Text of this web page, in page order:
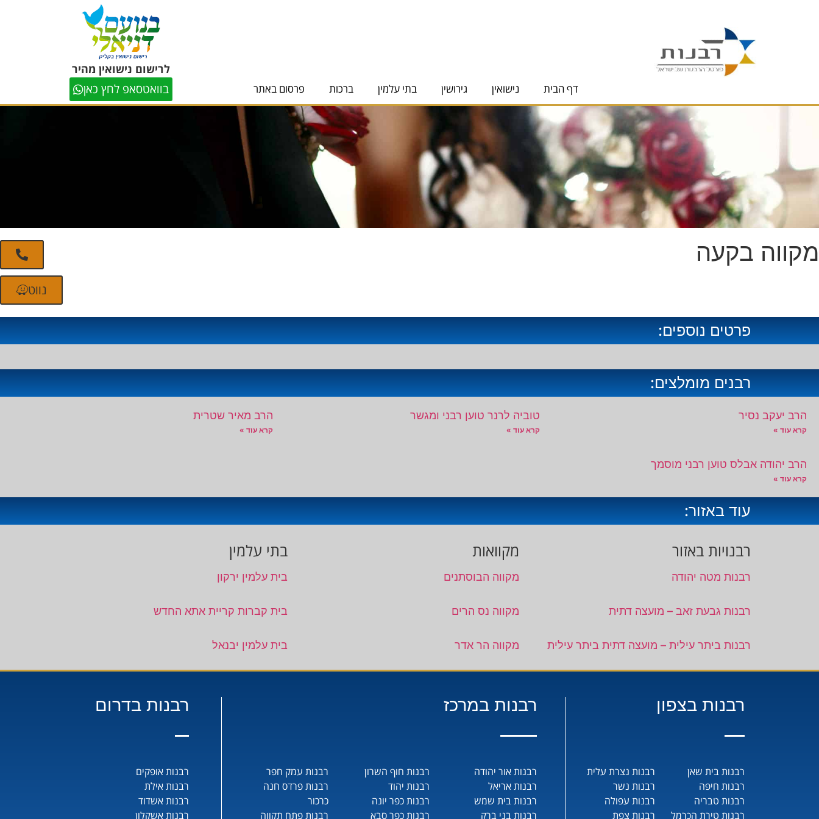
דף הבית נישואין גירושין בתי עלמין ברכות פרסום באתר
לרישום נישואין מהיר
בוואטסאפ לחץ כאן
מקווה בקעה
נווט
פרטים נוספים:
רבנים מומלצים:
הרב יעקב נסיר
קרא עוד »
טוביה לרנר טוען רבני ומגשר
קרא עוד »
הרב מאיר שטרית
קרא עוד »
הרב יהודה אבלס טוען רבני מוסמך
קרא עוד »
עוד באזור:
רבנויות באזור
רבנות מטה יהודה
רבנות גבעת זאב – מועצה דתית
רבנות ביתר עילית – מועצה דתית ביתר עילית
מקוואות
מקווה הבוסתנים
מקווה נס הרים
מקווה הר אדר
בתי עלמין
בית עלמין ירקון
בית קברות קריית אתא החדש
בית עלמין יבנאל
רבנות בצפון
רבנות בית שאן
רבנות חיפה
רבנות טבריה
רבנות טירת הכרמל
רבנות נצרת עלית
רבנות נשר
רבנות עפולה
רבנות צפת
רבנות במרכז
רבנות אור יהודה
רבנות אריאל
רבנות בית שמש
רבנות בני ברק
רבנות חוף השרון
רבנות יהוד
רבנות כפר יונה
רבנות כפר סבא
רבנות עמק חפר
רבנות פרדס חנה
כרכור
רבנות פתח תקווה
רבנות בדרום
רבנות אופקים
רבנות אילת
רבנות אשדוד
רבנות אשקלון